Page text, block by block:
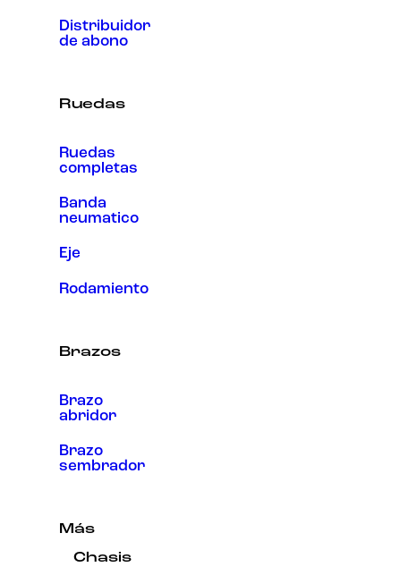
Distribuidor
de abono
Ruedas
Ruedas
completas
Banda
neumatico
Eje
Rodamiento
Brazos
Brazo
abridor
Brazo
sembrador
Más
Chasis